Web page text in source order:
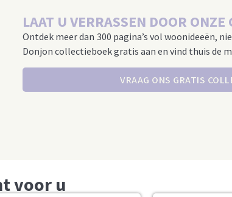
LAAT U VERRASSEN DOOR ONZE
Ontdek meer dan 300 pagina’s vol woonideeën,
Donjon collectieboek gratis aan en vind thuis de
VRAAG ONS GRATIS
voor u